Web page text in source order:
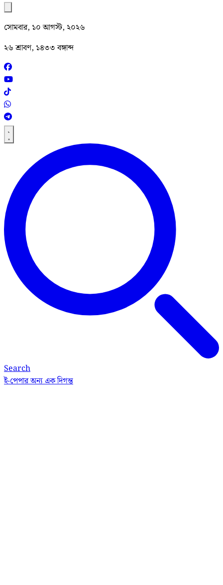
সোমবার, ১০ আগস্ট, ২০২৬
২৬ শ্রাবণ, ১৪৩৩ বঙ্গাব্দ
Search
ই-পেপারঅন্য এক দিগন্ত